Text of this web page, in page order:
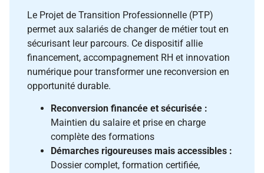
Le Projet de Transition Professionnelle (PTP)
permet aux salariés de changer de métier tout en
sécurisant leur parcours. Ce dispositif allie
financement, accompagnement RH et innovation
numérique pour transformer une reconversion en
opportunité durable.
Reconversion financée et sécurisée :
Maintien du salaire et prise en charge
complète des formations
Démarches rigoureuses mais accessibles :
Dossier complet, formation certifiée,